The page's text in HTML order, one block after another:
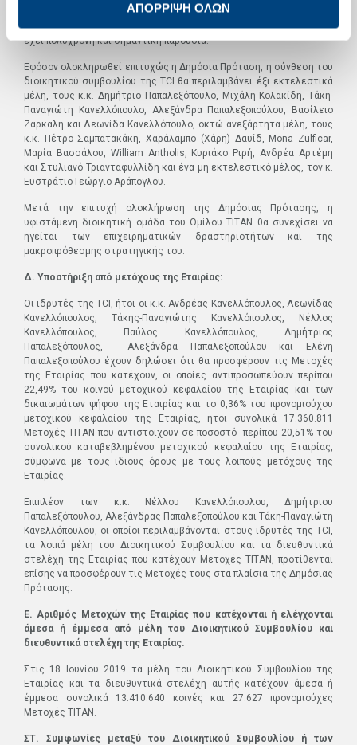
ΑΠΟΡΡΙΨΗ ΟΛΩΝ
βρίσκεται στο κέντρο της Ευρωπαϊκής Ένωσης, ενώ η διοίκηση
της ΤCI ασκείται από την Κύπρο, χώρα στην οποία ο Όμιλος ΤΙΤΑΝ
έχει πολύχρονη και σημαντική παρουσία.
Εφόσον ολοκληρωθεί επιτυχώς η Δημόσια Πρόταση, η σύνθεση του
διοικητικού συμβουλίου της ΤCΙ θα περιλαμβάνει έξι εκτελεστικά
μέλη, τους κ.κ. Δημήτριο Παπαλεξόπουλο, Μιχάλη Κολακίδη, Τάκη-
Παναγιώτη Κανελλόπουλο, Αλεξάνδρα Παπαλεξοπούλου, Βασίλειο
Ζαρκαλή και Λεωνίδα Κανελλόπουλο, οκτώ ανεξάρτητα μέλη, τους
κ.κ. Πέτρο Σαμπατακάκη, Χαράλαμπο (Χάρη) Δαυίδ, Mona Zulficar,
Μαρία Βασσάλου, William Antholis, Kυριάκο Ριρή, Ανδρέα Αρτέμη
και Στυλιανό Τριανταφυλλίδη και ένα μη εκτελεστικό μέλος, τον κ.
Ευστράτιο-Γεώργιο Αράπογλου.
Μετά την επιτυχή ολοκλήρωση της Δημόσιας Πρότασης, η
υφιστάμενη διοικητική ομάδα του Ομίλου ΤΙΤΑΝ θα συνεχίσει να
ηγείται των επιχειρηματικών δραστηριοτήτων και της
μακροπρόθεσμης στρατηγικής του.
Δ. Υποστήριξη από μετόχους της Εταιρίας:
Οι ιδρυτές της TCI, ήτοι οι κ.κ. Ανδρέας Κανελλόπουλος, Λεωνίδας
Κανελλόπουλος, Τάκης-Παναγιώτης Κανελλόπουλος, Νέλλος
Κανελλόπουλος, Παύλος Κανελλόπουλος, Δημήτριος
Παπαλεξόπουλος, Αλεξάνδρα Παπαλεξοπούλου και Ελένη
Παπαλεξοπούλου έχουν δηλώσει ότι θα προσφέρουν τις Μετοχές
της Εταιρίας που κατέχουν, οι οποίες αντιπροσωπεύουν περίπου
22,49% του κοινού μετοχικού κεφαλαίου της Εταιρίας και των
δικαιωμάτων ψήφου της Εταιρίας και το 0,36% του προνομιούχου
μετοχικού κεφαλαίου της Εταιρίας, ήτοι συνολικά 17.360.811
Μετοχές ΤΙΤΑΝ που αντιστοιχούν σε ποσοστό περίπου 20,51% του
συνολικού καταβεβλημένου μετοχικού κεφαλαίου της Εταιρίας,
σύμφωνα µε τους ίδιους όρους µε τους λοιπούς μετόχους της
Εταιρίας.
Επιπλέον των κ.κ. Νέλλου Κανελλόπουλου, Δημήτριου
Παπαλεξόπουλου, Αλεξάνδρας Παπαλεξοπούλου και Τάκη-Παναγιώτη
Κανελλόπουλου, οι οποίοι περιλαμβάνονται στους ιδρυτές της TCI,
τα λοιπά µέλη του Διοικητικού Συμβουλίου και τα διευθυντικά
στελέχη της Εταιρίας που κατέχουν Μετοχές ΤΙΤΑΝ, προτίθενται
επίσης να προσφέρουν τις Μετοχές τους στα πλαίσια της Δημόσιας
Πρότασης.
Ε. Αριθμός Μετοχών της Εταιρίας που κατέχονται ή ελέγχονται
άμεσα ή έμμεσα από µέλη του Διοικητικού Συμβουλίου και
διευθυντικά στελέχη της Εταιρίας.
Στις 18 Ιουνίου 2019 τα µέλη του Διοικητικού Συμβουλίου της
Εταιρίας και τα διευθυντικά στελέχη αυτής κατέχουν άμεσα ή
έμμεσα συνολικά 13.410.640 κοινές και 27.627 προνομιούχες
Μετοχές ΤΙΤΑΝ.
ΣΤ. Συμφωνίες μεταξύ του Διοικητικού Συμβουλίου ή των